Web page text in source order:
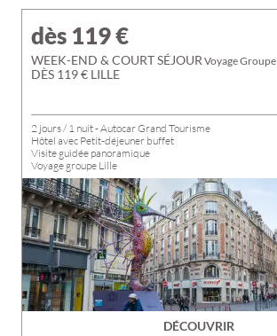
dès 119€
WEEK-END & COURT SÉJOUR Voyage Groupe
DÈS 119 € LILLE
2 jours / 1 nuit - Autocar Grand Tourisme
Hôtel avec Petit-déjeuner buffet
Visite guidée panoramique
Voyage groupe Lille
DÉCOUVRIR